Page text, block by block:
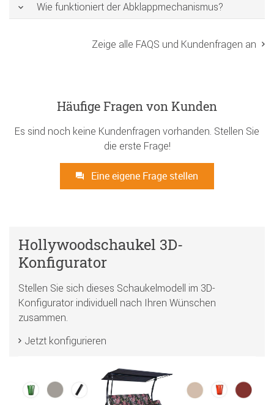
Wie funktioniert der Abklappmechanismus?
Zeige alle FAQS und Kundenfragen an
Häufige Fragen von Kunden
Es sind noch keine Kundenfragen vorhanden. Stellen Sie
die erste Frage!
Eine eigene Frage stellen
Hollywoodschaukel 3D-
Konfigurator
Stellen Sie sich dieses Schaukelmodell im 3D-
Konfigurator individuell nach Ihren Wünschen
zusammen.
Jetzt konfigurieren